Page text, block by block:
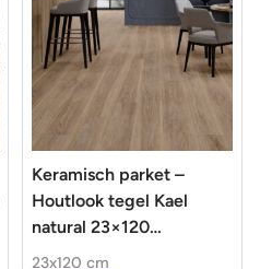
Keramisch parket –
Houtlook tegel Kael
natural 23×120
gerectificeerd
23x120 cm